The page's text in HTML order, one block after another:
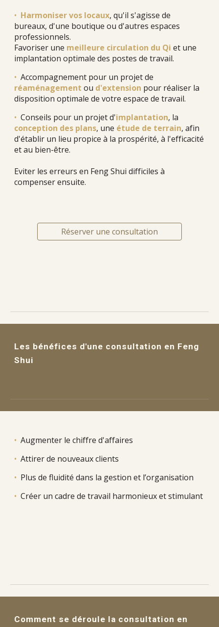
• Harmoniser vos locaux, qu'il s'agisse de
bureaux, d'une boutique ou d'autres espaces
professionnels.
Favoriser une meilleure circulation du Qi et une
implantation optimale des postes de travail.
• Accompagnement pour un projet de
réaménagement ou d'extension pour réaliser la
disposition optimale de votre espace de travail.
• Conseils pour un projet d'implantation, la
conception des plans, une étude de terrain,afin
d'établir un lieu propice à la prospérité, à l'efficacité
et au bien-être.
Eviter les erreurs en Feng Shui difficiles à
compenser ensuite.
Réserver une consultation
Les bénéfices d'une consultation en Feng
Shui
• Augmenter le chiffre d'affaires
• Attirer de nouveaux clients
• Plus de fluidité dans la gestion et l’organisation
• Créer un cadre de travail harmonieux et stimulant
Comment se déroule la consultation en